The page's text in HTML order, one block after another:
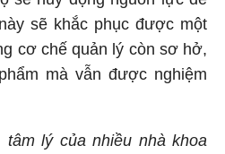
sẽ khắc phục được một
cơ chế quản lý còn sơ hở,
mà vẫn được nghiệm
lý của nhiều nhà khoa